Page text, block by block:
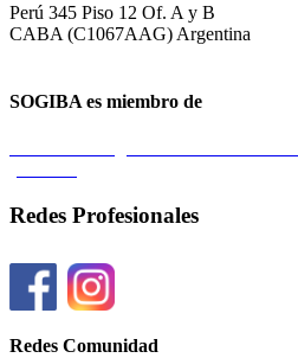
Perú 345 Piso 12 Of. A y B
CABA (C1067AAG) Argentina
SOGIBA es miembro de
Redes Profesionales
Redes Comunidad